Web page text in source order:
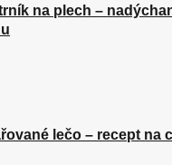
na plech –
lečo – recept na